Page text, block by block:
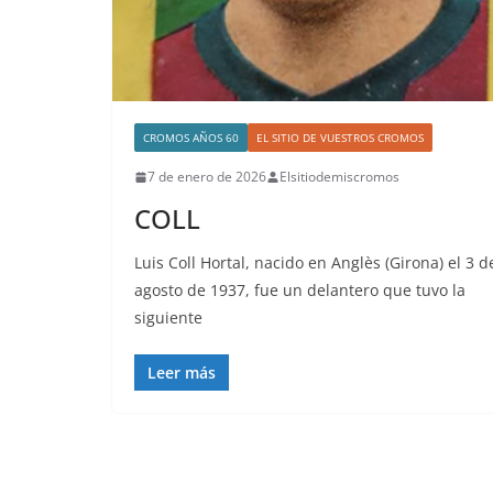
CROMOS AÑOS 60 EL SITIO DE VUESTROS CROMOS
7 de enero de 2026 Elsitiodemiscromos
COLL
Luis Coll Hortal, nacido en Anglès (Girona) el 3
agosto de 1937, fue un delantero que tuvo la
siguiente
Leer más